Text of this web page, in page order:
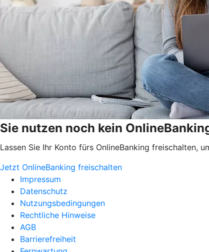
Sie nutzen noch kein
Lassen Sie Ihr Konto fürs OnlineBanking freischalten,
Jetzt OnlineBanking freischalten
Impressum
Datenschutz
Nutzungsbedingungen
Rechtliche Hinweise
AGB
Barrierefreiheit